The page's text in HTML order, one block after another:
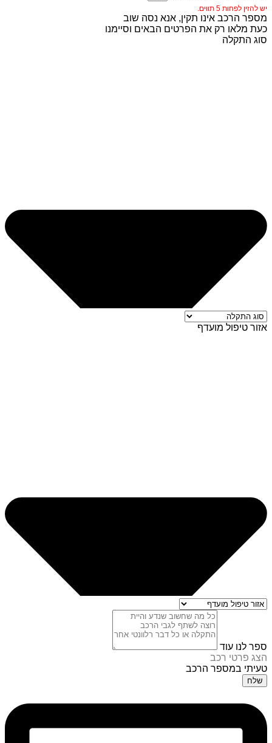
יש להזין לפחות 5 תווים.
מספר הרכב אינו תקין, אנא נסה שוב
כעת מלאו רק את הפרטים הבאים וסיימנו
סוג התקלה
אזור טיפול מועדף
ספר לנו עוד
הצג פרטי רכב
טעיתי במספר הרכב
שלח